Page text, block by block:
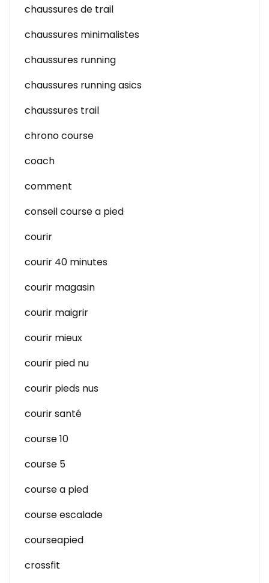
chaussures de trail
chaussures minimalistes
chaussures running
chaussures running asics
chaussures trail
chrono course
coach
comment
conseil course a pied
courir
courir 40 minutes
courir magasin
courir maigrir
courir mieux
courir pied nu
courir pieds nus
courir santé
course 10
course 5
course a pied
course escalade
courseapied
crossfit